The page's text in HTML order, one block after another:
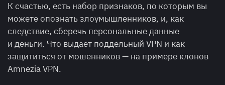
К счастью, есть набор признаков, по которым вы
можете опознать злоумышленников, и, как
следствие, сберечь персональные данные
и деньги. Что выдает поддельный VPN и как
защититься от мошенников — на примере клонов
Amnezia VPN.